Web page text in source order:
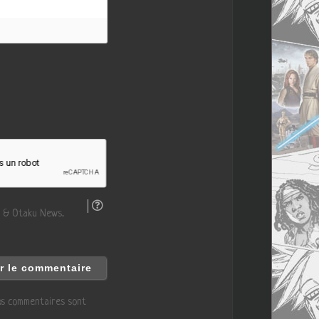
& Otaku News.
commentaires sont